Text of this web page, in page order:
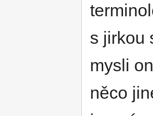
s jirkou
mysli
něco